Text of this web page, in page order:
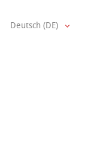
Deutsch (DE)